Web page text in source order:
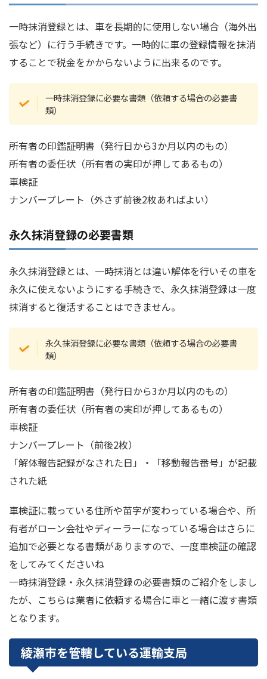
一時抹消登録とは、車を長期的に使用しない場合（海外出
張など）に行う手続きです。一時的に車の登録情報を抹消
することで税金をかからないように出来るのです。
一時抹消登録に必要な書類（依頼する場合の必要書
類）
所有者の印鑑証明書（発行日から3か月以内のもの）
所有者の委任状（所有者の実印が押してあるもの）
車検証
ナンバープレート（外さず前後2枚あればよい）
永久抹消登録の必要書類
永久抹消登録とは、一時抹消とは違い解体を行いその車を
永久に使えないようにする手続きで、永久抹消登録は一度
抹消すると復活することはできません。
永久抹消登録に必要な書類（依頼する場合の必要書
類）
所有者の印鑑証明書（発行日から3か月以内のもの）
所有者の委任状（所有者の実印が押してあるもの）
車検証
ナンバープレート（前後2枚）
「解体報告記録がなされた日」・「移動報告番号」が記載
された紙
車検証に載っている住所や苗字が変わっている場合や、所
有者がローン会社やディーラーになっている場合はさらに
追加で必要となる書類がありますので、一度車検証の確認
をしてみてくださいね
一時抹消登録・永久抹消登録の必要書類のご紹介をしまし
たが、こちらは業者に依頼する場合に車と一緒に渡す書類
となります。
綾瀬市を管轄している運輸支局